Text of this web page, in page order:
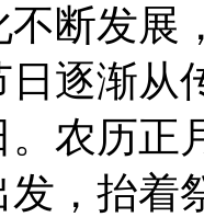
断发展
逐渐从
农历正
发，抬着